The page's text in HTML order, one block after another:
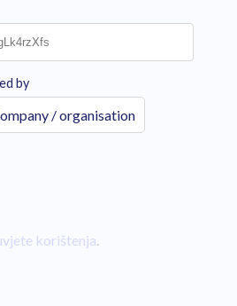
by
/ organisation
korištenja